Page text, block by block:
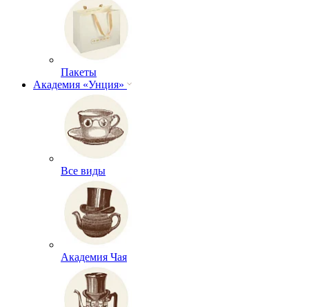
Пакеты
Академия «Унция»
Все виды
Академия Чая